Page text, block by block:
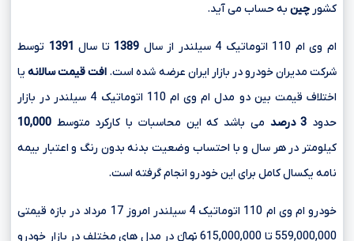
کشور چین به حساب می آید.
ام وی ام 110 اتوماتیک 4 سیلندر از سال 1389 تا سال 1391 توسط
شرکت مدیران خودرو در بازار ایران عرضه شده است. افت قیمت سالانهیا
اختلاف قیمت بین دو مدل ام وی ام 110 اتوماتیک 4 سیلندر در بازار
حدود 3 درصد می باشد که این محاسبات با کارکرد متوسط 10,000
کیلومتر در هر سال و با احتساب وضعیت بدنه بدون رنگ و اعتبار بیمه
نامه یکسال کامل برای این خودرو انجام گرفته است.
خودرو ام وی ام 110 اتوماتیک 4 سیلندر امروز 17 مرداد در بازه قیمتی
559,000,000 تا 615,000,000 تومانءءء در مدل های مختلف در بازار خودرو